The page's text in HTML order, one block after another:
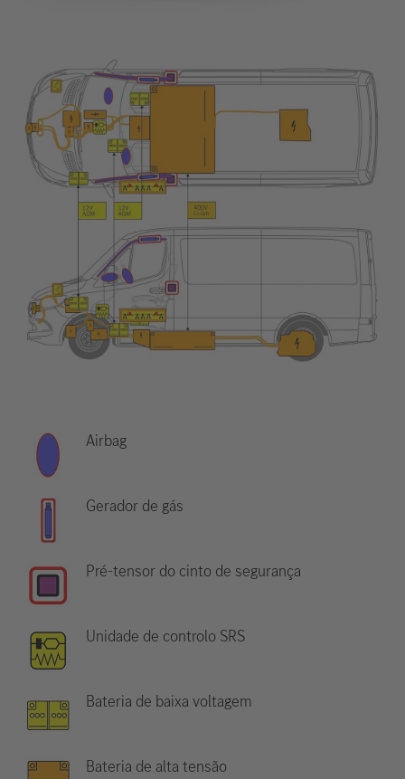
Airbag
Gerador de gás
Pré-tensor do cinto de segurança
Unidade de controlo SRS
Bateria de baixa voltagem
Bateria de alta tensão